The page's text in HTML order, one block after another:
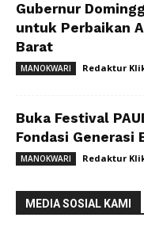
Gubernur
untuk Perbaikan
Barat
MANOKWARI Redaktur
Buka Festival
Fondasi Generasi
MANOKWARI Redaktur
MEDIA SOSIAL KAMI